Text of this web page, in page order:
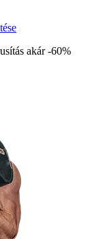
akár -60%